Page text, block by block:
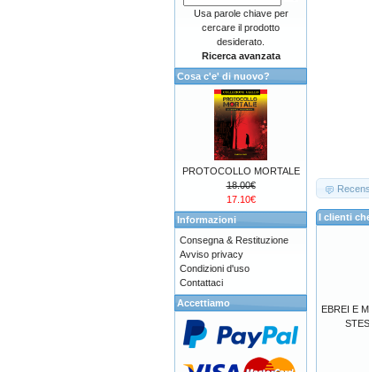
I clienti
EBREI E
Usa parole chiave per
cercare il prodotto
desiderato.
Ricerca avanzata
Cosa c'e' di nuovo?
PROTOCOLLO MORTALE
18.00€
17.10€
Informazioni
Consegna & Restituzione
Avviso privacy
Condizioni d'uso
Contattaci
Accettiamo